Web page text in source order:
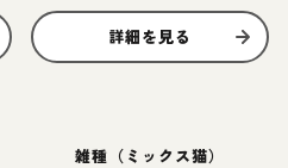
詳細を見る
雑種（ミックス猫）